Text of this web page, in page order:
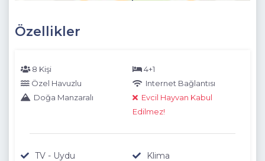
Özellikler
8 Kişi
4+1
Özel Havuzlu
Internet Bağlantısı
Doğa Manzaralı
Evcil Hayvan Kabul
Edilmez!
TV - Uydu Klima